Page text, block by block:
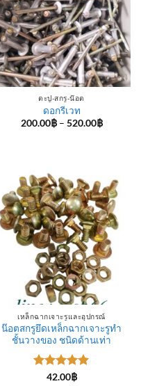
ตะปู-สกรู-น๊อต
ดอกรีเวท
200.00฿ – 520.00฿Price
เหล็กฉากเจาะรูและอุปกรณ์
น๊อตสกรูยึดเหล็กฉากเจาะรูทำ
ชั้นวางของ ชนิดด้านเท่า
ให้คะแนน
42.00฿